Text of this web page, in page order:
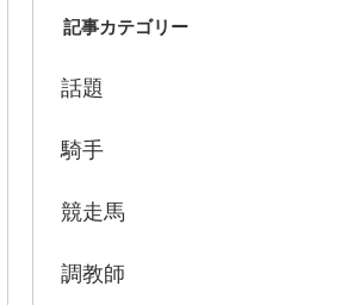
記事カテゴリー
話題
騎手
競走馬
調教師